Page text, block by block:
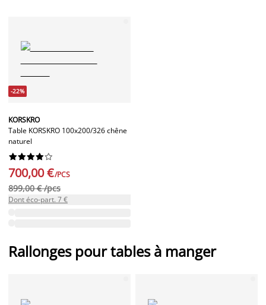
-22%
KORSKRO
Table KORSKRO 100x200/326 chêne
naturel






700,00 €/PCS
899,00 € /pcs
Dont éco-part. 7 €
Rallonges pour tables à manger